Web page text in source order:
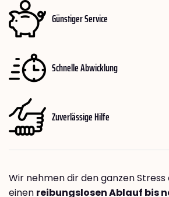
Günstiger Service
Schnelle Abwicklung
Zuverlässige Hilfe
Wir nehmen dir den ganzen
einen reibungslosen Ablauf bis